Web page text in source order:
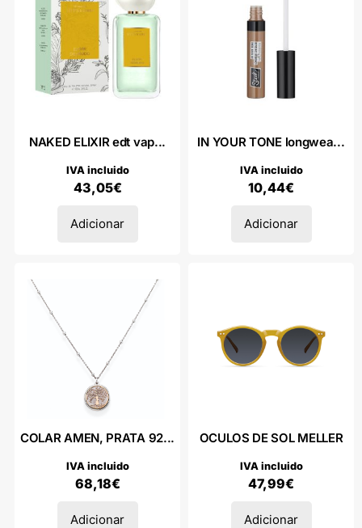
NAKED ELIXIR edt vap...
43,05€
IVA incluido
Adicionar
IN YOUR TONE longwea...
10,44€
IVA incluido
Adicionar
COLAR AMEN, PRATA 92...
68,18€
IVA incluido
Adicionar
OCULOS DE SOL MELLER
47,99€
IVA incluido
Adicionar